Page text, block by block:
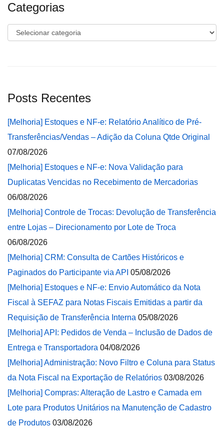
Categorias
Categorias
Posts Recentes
[Melhoria] Estoques e NF-e: Relatório Analítico de Pré-
Transferências/Vendas – Adição da Coluna Qtde Original
07/08/2026
[Melhoria] Estoques e NF-e: Nova Validação para
Duplicatas Vencidas no Recebimento de Mercadorias
06/08/2026
[Melhoria] Controle de Trocas: Devolução de Transferência
entre Lojas – Direcionamento por Lote de Troca
06/08/2026
[Melhoria] CRM: Consulta de Cartões Históricos e
Paginados do Participante via API 05/08/2026
[Melhoria] Estoques e NF-e: Envio Automático da Nota
Fiscal à SEFAZ para Notas Fiscais Emitidas a partir da
Requisição de Transferência Interna 05/08/2026
[Melhoria] API: Pedidos de Venda – Inclusão de Dados de
Entrega e Transportadora 04/08/2026
[Melhoria] Administração: Novo Filtro e Coluna para Status
da Nota Fiscal na Exportação de Relatórios 03/08/2026
[Melhoria] Compras: Alteração de Lastro e Camada em
Lote para Produtos Unitários na Manutenção de Cadastro
de Produtos 03/08/2026